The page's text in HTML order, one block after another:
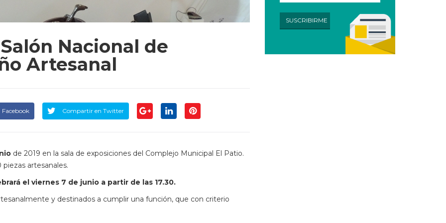
Nacional de
Artesanal
Compartir en Twitter
de 2019 en la sala de exposiciones del Complejo Municipal El Patio.
artesanales.
el viernes 7 de junio a partir de las 17.30.
y destinados a cumplir una función, que con criterio